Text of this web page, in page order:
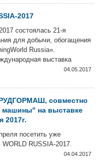
служения Отечеству. В
вам мирного неба над
2017
состоялась 21-я
для добычи, обогащения
Russia».
выставка
выставок.
оборудование для
обогащения /
воздуха и
энергоснабжения горных
04.05.2017
совместно
на выставке
2017г.
посетить уже
RUSSIA-2017.
деловую встречу со
04.04.2017